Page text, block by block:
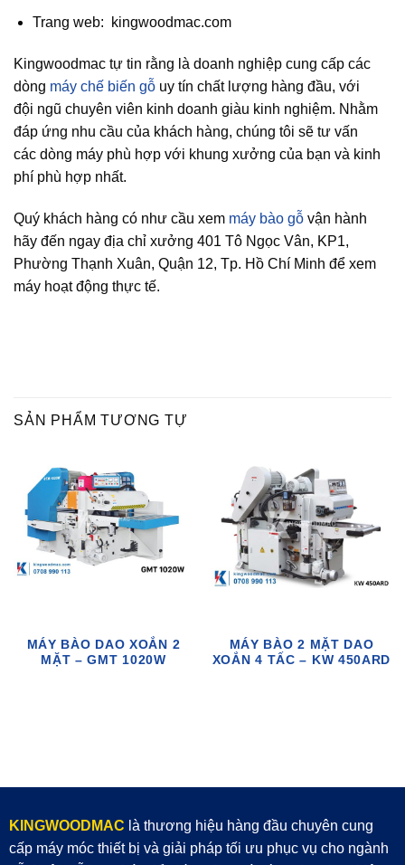
Trang web: kingwoodmac.com
Kingwoodmac tự tin rằng là doanh nghiệp cung cấp các
dòng máy chế biến gỗ uy tín chất lượng hàng đầu, với
đội ngũ chuyên viên kinh doanh giàu kinh nghiệm. Nhằm
đáp ứng nhu cầu của khách hàng, chúng tôi sẽ tư vấn
các dòng máy phù hợp với khung xưởng của bạn và kinh
phí phù hợp nhất.
Quý khách hàng có như cầu xem máy bào gỗ vận hành
hãy đến ngay địa chỉ xưởng 401 Tô Ngọc Vân, KP1,
Phường Thạnh Xuân, Quận 12, Tp. Hồ Chí Minh để xem
máy hoạt động thực tế.
SẢN PHẨM TƯƠNG TỰ
MÁY BÀO DAO XOẮN 2
MẶT – GMT 1020W
MÁY BÀO 2 MẶT DAO
XOẮN 4 TẤC – KW 450ARD
KINGWOODMAC là thương hiệu hàng đầu chuyên cung
cấp máy móc thiết bị và giải pháp tối ưu phục vụ cho ngành